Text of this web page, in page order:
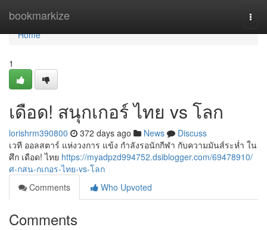
bookmarkize
Home
Home
1
เดือด! สนุกเกอร์ ไทย vs โลก
lorishrm390800 372 days ago News
Discuss
เวที ออลสตาร์ แห่งวงการ แข้ง กำลังรอนักกีฬา กับความมันส์ระห่ำ ใน
ศึก เดือด! ไทย https://myadpzd994752.dsiblogger.com/69478910/
ศ-กสน-กเกอร-ไทย-vs-โลก
Comments
Who Upvoted
Comments